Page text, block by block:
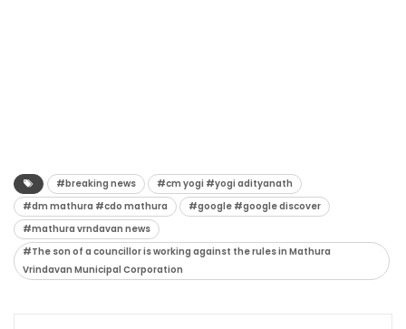
#breaking news
#cm yogi #yogi adityanath
#dm mathura #cdo mathura
#google #google discover
#mathura vrndavan news
#The son of a councillor is working against the rules in Mathura
Vrindavan Municipal Corporation